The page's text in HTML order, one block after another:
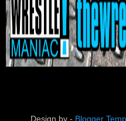
Design by - Blogger